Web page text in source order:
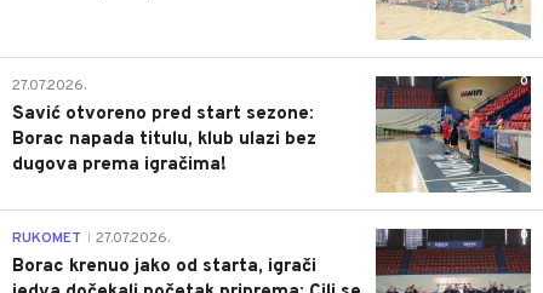
0
27.07.2026.
Savić otvoreno pred start sezone:
Borac napada titulu, klub ulazi bez
dugova prema igračima!
0
RUKOMET 27.07.2026.
Borac krenuo jako od starta, igrači